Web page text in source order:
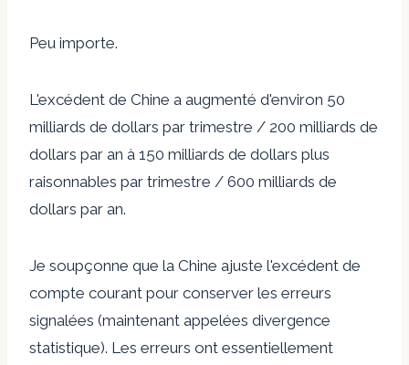
Peu importe.
L'excédent de Chine a augmenté d'environ 50
milliards de dollars par trimestre / 200 milliards de
dollars par an à 150 milliards de dollars plus
raisonnables par trimestre / 600 milliards de
dollars par an.
Je soupçonne que la Chine ajuste l'excédent de
compte courant pour conserver les erreurs
signalées (maintenant appelées divergence
statistique). Les erreurs ont essentiellement